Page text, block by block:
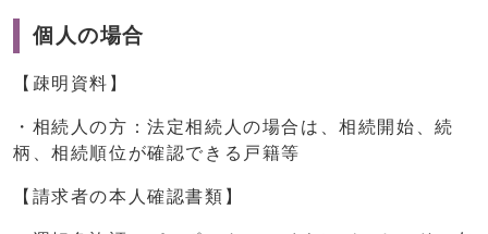
個人の場合
【疎明資料】
・相続人の方：法定相続人の場合は、相続開始、続
柄、相続順位が確認できる戸籍等
【請求者の本人確認書類】